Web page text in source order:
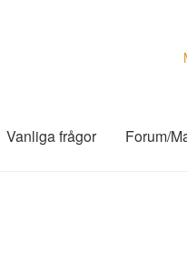
Vanliga frågor Forum/